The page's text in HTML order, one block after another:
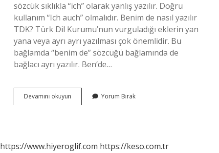
sözcük sıklıkla “ich” olarak yanlış yazılır. Doğru
kullanım “Ich auch” olmalıdır. Benim de nasıl yazılır
TDK? Türk Dil Kurumu’nun vurguladığı eklerin yan
yana veya ayrı ayrı yazılması çok önemlidir. Bu
bağlamda “benim de” sözcüğü bağlamında de
bağlacı ayrı yazılır. Ben’de…
Devamını okuyun
De
Yorum Bırak
https://www.hiyeroglif.com https://keso.com.tr